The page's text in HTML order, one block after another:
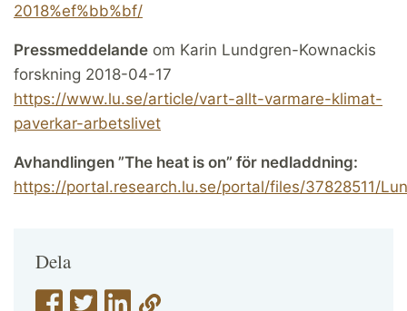
2018%ef%bb%bf/
Pressmeddelande om Karin Lundgren-Kownackis
forskning 2018-04-17
https://www.lu.se/article/vart-allt-varmare-klimat-
paverkar-arbetslivet
Avhandlingen ”The heat is on” för nedladdning:
https://portal.research.lu.se/portal/files/37828511/
Dela